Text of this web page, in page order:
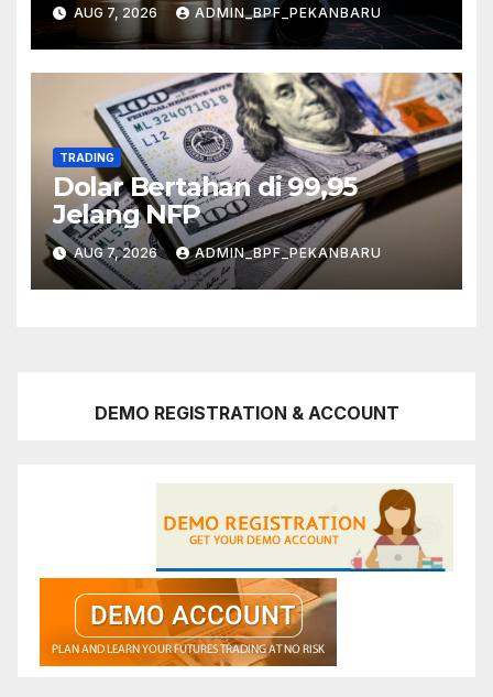
AUG 7, 2026 ADMIN_BPF_PEKANBARU
TRADING
Dolar Bertahan di 99,95
Jelang NFP
AUG 7, 2026 ADMIN_BPF_PEKANBARU
DEMO REGISTRATION & ACCOUNT